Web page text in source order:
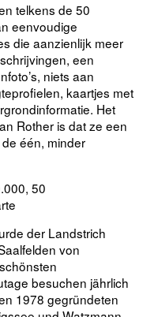
telkens de 50
eenvoudige
die aanzienlijk meer
een
niets aan
kaartjes met
Het
Rother is dat ze een
één, minder
50
der Landstrich
von
besuchen jährlich
1978 gegründeten